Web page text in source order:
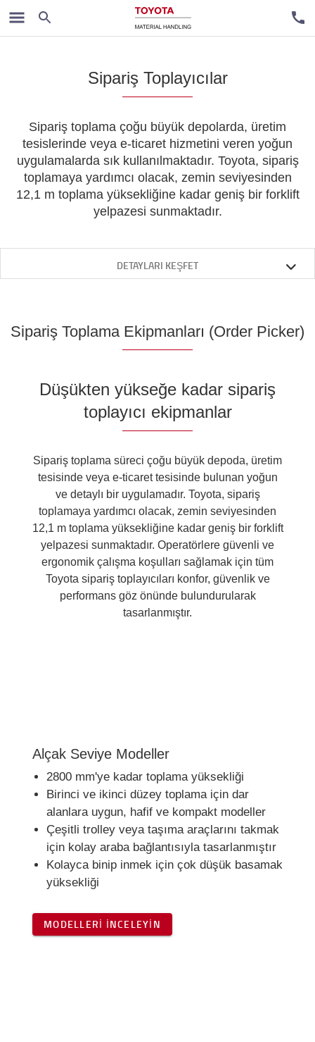
Premium Ekipmanlar
Sipariş Toplayıcılar
Sipariş toplama çoğu büyük depolarda, üretim
tesislerinde veya e-ticaret hizmetini veren yoğun
uygulamalarda sık kullanılmaktadır. Toyota, sipariş
toplamaya yardımcı olacak, zemin seviyesinden
12,1 m toplama yüksekliğine kadar geniş bir forklift
yelpazesi sunmaktadır.
DETAYLARI KEŞFET
Sipariş Toplama Ekipmanları (Order Picker)
Düşükten yükseğe kadar sipariş
toplayıcı ekipmanlar
Sipariş toplama süreci çoğu büyük depoda, üretim
tesisinde veya e-ticaret tesisinde bulunan yoğun
ve detaylı bir uygulamadır. Toyota, sipariş
toplamaya yardımcı olacak, zemin seviyesinden
12,1 m toplama yüksekliğine kadar geniş bir forklift
yelpazesi sunmaktadır. Operatörlere güvenli ve
ergonomik çalışma koşulları sağlamak için tüm
Toyota sipariş toplayıcıları konfor, güvenlik ve
performans göz önünde bulundurularak
tasarlanmıştır.
Alçak Seviye Modeller
2800 mm'ye kadar toplama yüksekliği
Birinci ve ikinci düzey toplama için dar
alanlara uygun, hafif ve kompakt modeller
Çeşitli trolley veya taşıma araçlarını takmak
için kolay araba bağlantısıyla tasarlanmıştır
Kolayca binip inmek için çok düşük basamak
yüksekliği
MODELLERI İNCELEYIN